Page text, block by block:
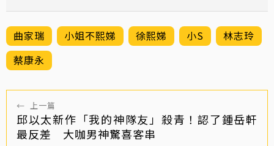
曲家瑞 小姐不熙娣 徐熙娣 小S
林志玲
蔡康永
← 上一篇
邱以太新作「我的神隊友」殺青！認了鍾岳軒
最反差 大咖男神驚喜客串